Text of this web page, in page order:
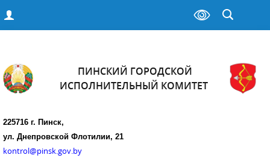
ПИНСКИЙ ГОРОДСКОЙ
ИСПОЛНИТЕЛЬНЫЙ КОМИТЕТ
225716 г. Пинск,
ул. Днепровской Флотилии, 21
kontrol@pinsk.gov.by